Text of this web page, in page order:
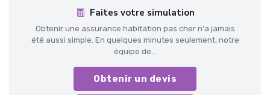
Faites votre simulation
Obtenir une assurance habitation pas cher n'a jamais
été aussi simple. En quelques minutes seulement, notre
équipe de...
Obtenir un devis